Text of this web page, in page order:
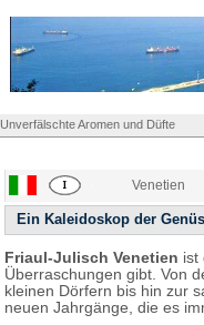
Unverfälschte Aromen und Düfte
Venetien
Ein Kaleidoskop der
Friaul-Julisch Venetien ist
Überraschungen gibt. Von
kleinen Dörfern bis hin zur
neuen Jahrgänge, die es